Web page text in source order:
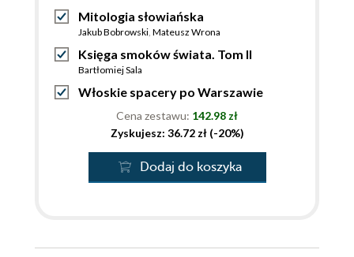
Mitologia słowiańska
Jakub Bobrowski, Mateusz Wrona
Księga smoków świata. Tom II
Bartłomiej Sala
Włoskie spacery po Warszawie
Cena zestawu: 142.98 zł
Zyskujesz: 36.72 zł (-20%)
Dodaj do koszyka